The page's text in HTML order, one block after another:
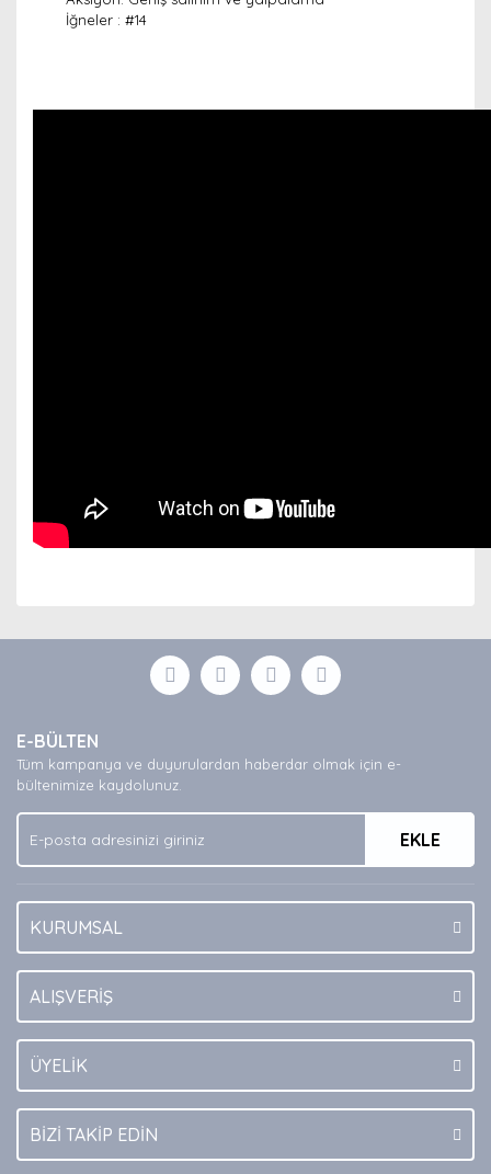
İğneler : #14
Yorum Yaz
formunu kullanarak tarafımıza iletebilirsiniz.
Görüş ve önerileriniz için teşekkür ederiz.
Ürün açıklamasında eksik bilgiler bulunuyor.
Ürün bilgilerinde hatalar bulunuyor.
Ürün fiyatı diğer sitelerden daha pahalı.
Bu ürüne benzer farklı alternatifler olmalı.
E-BÜLTEN
Tüm kampanya ve duyurulardan haberdar olmak için e-
bültenimize kaydolunuz.
EKLE
KURUMSAL
ALIŞVERİŞ
ÜYELİK
BİZİ TAKİP EDİN